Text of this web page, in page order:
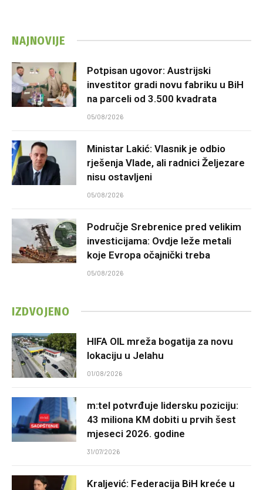
NAJNOVIJE
Potpisan ugovor: Austrijski
investitor gradi novu fabriku u BiH
na parceli od 3.500 kvadrata
05/08/2026
Ministar Lakić: Vlasnik je odbio
rješenja Vlade, ali radnici Željezare
nisu ostavljeni
05/08/2026
Područje Srebrenice pred velikim
investicijama: Ovdje leže metali
koje Evropa očajnički treba
05/08/2026
IZDVOJENO
HIFA OIL mreža bogatija za novu
lokaciju u Jelahu
01/08/2026
m:tel potvrđuje lidersku poziciju:
43 miliona KM dobiti u prvih šest
mjeseci 2026. godine
31/07/2026
Kraljević: Federacija BiH kreće u